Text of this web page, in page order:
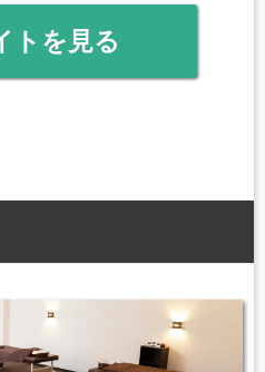
トを見る